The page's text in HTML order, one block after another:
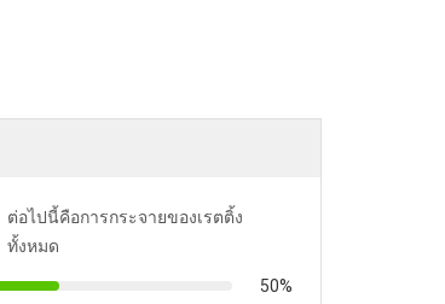
ต่อไปนี้คือการกระจายของเรตติ้ง
ทั้งหมด
50%